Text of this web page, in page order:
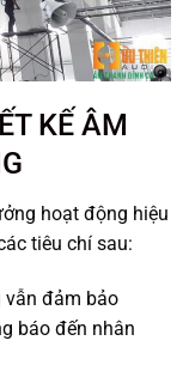
KẾ ÂM
hoạt động hiệu
tiêu chí sau:
vẫn đảm bảo
báo đến nhân